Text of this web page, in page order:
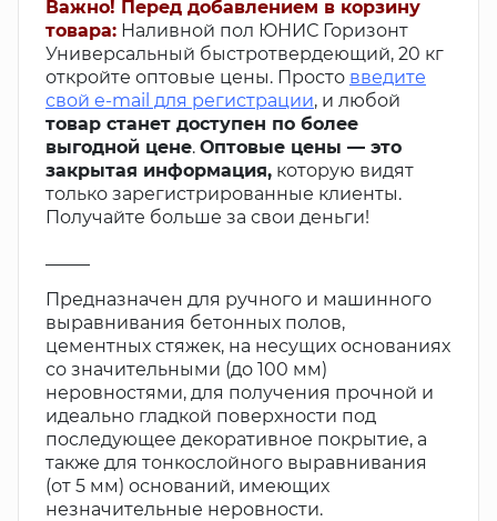
Важно! Перед добавлением в корзину
товара: Наливной пол ЮНИС Горизонт
Универсальный быстротвердеющий, 20 кг
откройте оптовые цены. Просто введите
свой e-mail для регистрации, и любой
товар станет доступен по более
выгодной цене. Оптовые цены — это
закрытая информация, которую видят
только зарегистрированные клиенты.
Получайте больше за свои деньги!
Предназначен для ручного и машинного
выравнивания бетонных полов,
цементных стяжек, на несущих основаниях
со значительными (до 100 мм)
неровностями, для получения прочной и
идеально гладкой поверхности под
последующее декоративное покрытие, а
также для тонкослойного выравнивания
(от 5 мм) оснований, имеющих
незначительные неровности.